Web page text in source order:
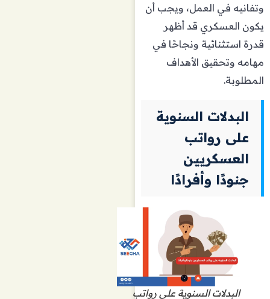
وتفانيه في العمل، ويجب أن
يكون العسكري قد أظهر
قدرة استثنائية ونجاحًا في
مهامه وتحقيق الأهداف
المطلوبة.
البدلات السنوية
على رواتب
العسكريين
جنودًا وأفرادًا
البدلات السنوية على رواتب